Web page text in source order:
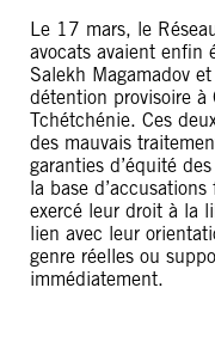
Le 17 mars, le
avocats avaient enfin
Salekh Magamadov
détention provisoire à
Tchétchénie. Ces
des mauvais
garanties d’équité
la base
exercé leur droit à la
lien avec leur
genre réelles ou
immédiatement.